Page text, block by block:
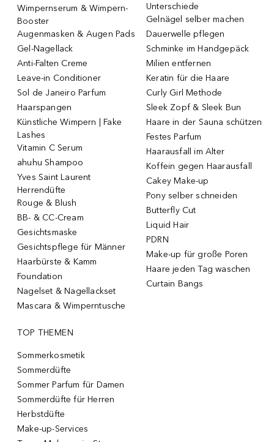
Wimpernserum & Wimpern-
Booster
Augenmasken & Augen Pads
Gel-Nagellack
Anti-Falten Creme
Leave-in Conditioner
Sol de Janeiro Parfum
Haarspangen
Künstliche Wimpern | Fake
Lashes
Vitamin C Serum
ahuhu Shampoo
Yves Saint Laurent
Herrendüfte
Rouge & Blush
BB- & CC-Cream
Gesichtsmaske
Gesichtspflege für Männer
Haarbürste & Kamm
Foundation
Nagelset & Nagellackset
Mascara & Wimperntusche
Unterschiede
Gelnägel selber machen
Dauerwelle pflegen
Schminke im Handgepäck
Milien entfernen
Keratin für die Haare
Curly Girl Methode
Sleek Zopf & Sleek Bun
Haare in der Sauna schützen
Festes Parfum
Haarausfall im Alter
Koffein gegen Haarausfall
Cakey Make-up
Pony selber schneiden
Butterfly Cut
Liquid Hair
PDRN
Make-up für große Poren
Haare jeden Tag waschen
Curtain Bangs
TOP THEMEN
Sommerkosmetik
Sommerdüfte
Sommer Parfum für Damen
Sommerdüfte für Herren
Herbstdüfte
Make-up-Services